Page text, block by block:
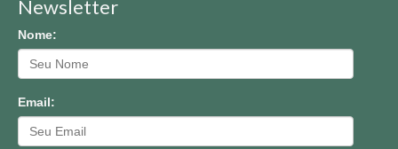
Newsletter
Nome:
Email: